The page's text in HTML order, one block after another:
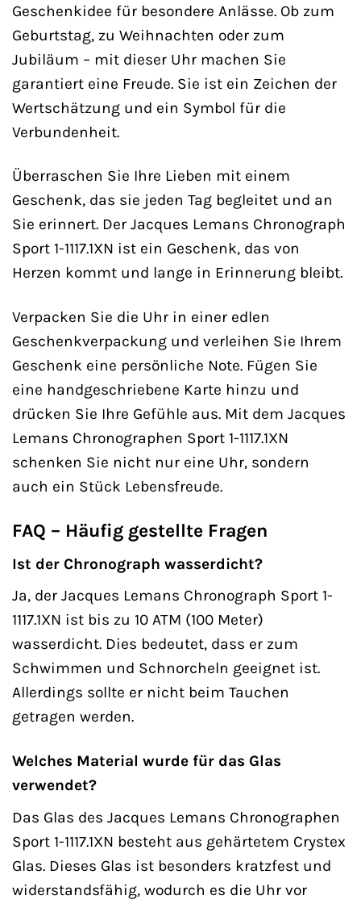
Geschenkidee für besondere Anlässe. Ob zum
Geburtstag, zu Weihnachten oder zum
Jubiläum – mit dieser Uhr machen Sie
garantiert eine Freude. Sie ist ein Zeichen der
Wertschätzung und ein Symbol für die
Verbundenheit.
Überraschen Sie Ihre Lieben mit einem
Geschenk, das sie jeden Tag begleitet und an
Sie erinnert. Der Jacques Lemans Chronograph
Sport 1-1117.1XN ist ein Geschenk, das von
Herzen kommt und lange in Erinnerung bleibt.
Verpacken Sie die Uhr in einer edlen
Geschenkverpackung und verleihen Sie Ihrem
Geschenk eine persönliche Note. Fügen Sie
eine handgeschriebene Karte hinzu und
drücken Sie Ihre Gefühle aus. Mit dem Jacques
Lemans Chronographen Sport 1-1117.1XN
schenken Sie nicht nur eine Uhr, sondern
auch ein Stück Lebensfreude.
FAQ – Häufig gestellte Fragen
Ist der Chronograph wasserdicht?
Ja, der Jacques Lemans Chronograph Sport 1-
1117.1XN ist bis zu 10 ATM (100 Meter)
wasserdicht. Dies bedeutet, dass er zum
Schwimmen und Schnorcheln geeignet ist.
Allerdings sollte er nicht beim Tauchen
getragen werden.
Welches Material wurde für das Glas
verwendet?
Das Glas des Jacques Lemans Chronographen
Sport 1-1117.1XN besteht aus gehärtetem Crystex
Glas. Dieses Glas ist besonders kratzfest und
widerstandsfähig, wodurch es die Uhr vor